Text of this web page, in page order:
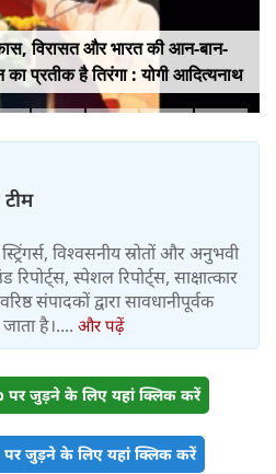
विरासत और भारत की आन-बान-
का प्रतीक है तिरंगा : योगी आदित्यनाथ
विश्वसनीय स्रोतों और अनुभवी
रिपोर्ट्स, स्पेशल रिपोर्ट्स, साक्षात्कार
संपादकों द्वारा सावधानीपूर्वक
है।.... और पढ़ें
पर जुड़ने के लिए यहां क्लिक करें
पर जुड़ने के लिए यहां क्लिक करें